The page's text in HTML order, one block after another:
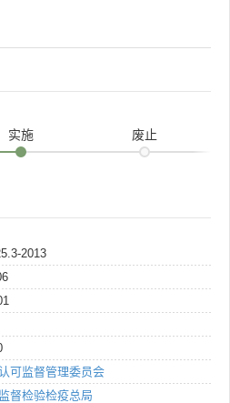
实施 废止
2013
可监督管理委员会
督检验检疫总局